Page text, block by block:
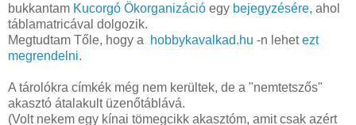
bukkantam Kucorgó Ökorganizáció egy bejegyzésére, ahol
táblamatricával dolgozik.
Megtudtam Tőle, hogy a
hobbykavalkad.hu -n lehetezt
megrendelni.
A tárolókra címkék még nem kerültek, de a "nemtetszős"
akasztó átalakult üzenőtáblává.
(Volt nekem egy kínai tömegcikk akasztóm, amit csak azért